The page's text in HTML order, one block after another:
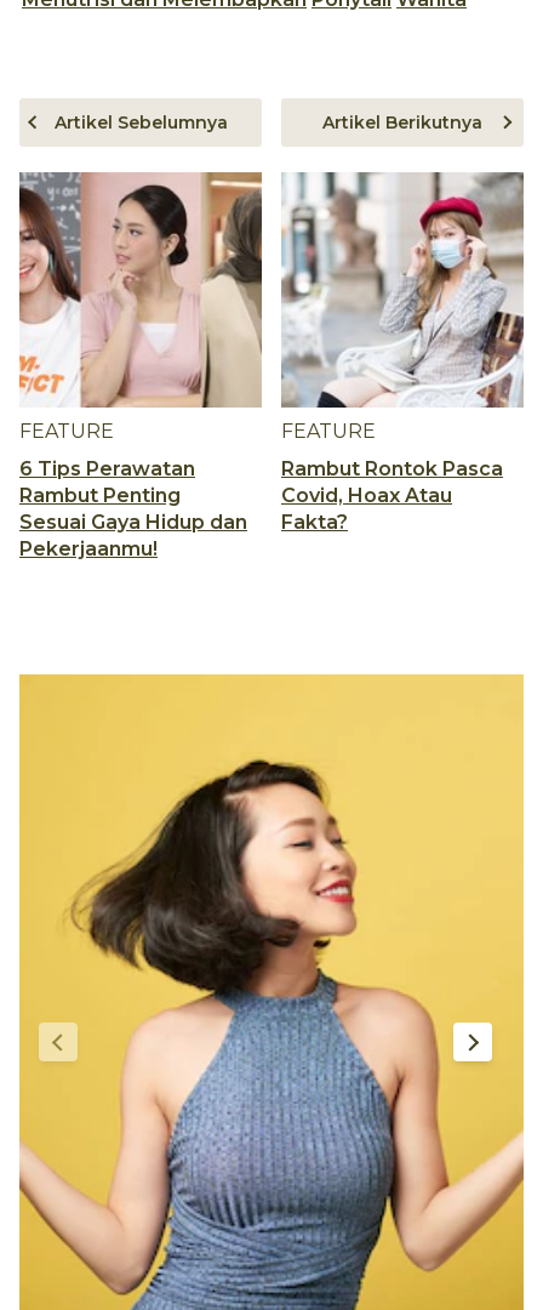
FEATURE
6 Tips Perawatan
Rambut Penting
Sesuai Gaya Hidup dan
Pekerjaanmu!
Artikel Sebelumnya
FEATURE
Rambut Rontok Pasca
Covid, Hoax Atau
Fakta?
Artikel Berikutnya